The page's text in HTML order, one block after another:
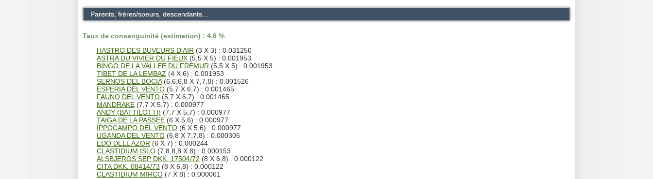
Parents, frères/soeurs, descendants...
Taux de consanguinité (estimation) : 4.6 %
HASTRO DES BUVEURS D'AIR(3 X 3) : 0.031250
ASTRA DU VIVIER DU FIEUX(5,5 X 5) : 0.001953
BINGO DE LA VALLEE DU FREMUR(5,5 X 5) : 0.001953
TIBET DE LA LEMBAZ(4 X 6) : 0.001953
SERNOS DEL BOCIA(6,6,6,8 X 7,7,8) : 0.001526
ESPERIA DEL VENTO(5,7 X 6,7) : 0.001465
FAUNO DEL VENTO(5,7 X 6,7) : 0.001465
MANDRAKE(7,7 X 5,7) : 0.000977
ANDY (BATTILOTTI) (7,7 X 5,7) : 0.000977
TAIGA DE LA PASSEE(6 X 5,6) : 0.000977
IPPOCAMPO DEL VENTO(6 X 5,6) : 0.000977
UGANDA DEL VENTO(6,8 X 7,7,8) : 0.000305
EDO DELL AZOR(6 X 7) : 0.000244
CLASTIDIUM ISLO(7,8,8,8 X 8) : 0.000153
ALSBJERGS SEP DKK. 17504/72 (8 X 6,8) : 0.000122
CITA DKK. 08414/73 (8 X 6,8) : 0.000122
CLASTIDIUM MIRCO(7 X 8) : 0.000061